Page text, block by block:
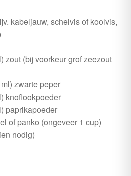
kabeljauw, schelvis of koolvis,
zout (bij voorkeur grof zeezout
zwarte peper
knoflookpoeder
paprikapoeder
of panko (ongeveer 1 cup)
nodig)